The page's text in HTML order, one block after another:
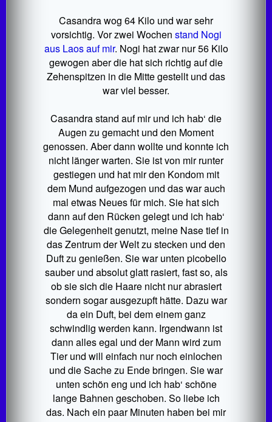
Casandra wog 64 Kilo und war sehr
vorsichtig. Vor zwei Wochen stand Nogi
aus Laos auf mir. Nogi hat zwar nur 56 Kilo
gewogen aber die hat sich richtig auf die
Zehenspitzen in die Mitte gestellt und das
war viel besser.
Casandra stand auf mir und ich hab‘ die
Augen zu gemacht und den Moment
genossen. Aber dann wollte und konnte ich
nicht länger warten. Sie ist von mir runter
gestiegen und hat mir den Kondom mit
dem Mund aufgezogen und das war auch
mal etwas Neues für mich. Sie hat sich
dann auf den Rücken gelegt und ich hab‘
die Gelegenheit genutzt, meine Nase tief in
das Zentrum der Welt zu stecken und den
Duft zu genießen. Sie war unten picobello
sauber und absolut glatt rasiert, fast so, als
ob sie sich die Haare nicht nur abrasiert
sondern sogar ausgezupft hätte. Dazu war
da ein Duft, bei dem einem ganz
schwindlig werden kann. Irgendwann ist
dann alles egal und der Mann wird zum
Tier und will einfach nur noch einlochen
und die Sache zu Ende bringen. Sie war
unten schön eng und ich hab‘ schöne
lange Bahnen geschoben. So liebe ich
das. Nach ein paar Minuten haben bei mir